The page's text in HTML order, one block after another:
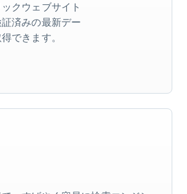
クウェブサイト
済みの最新デー
できます。